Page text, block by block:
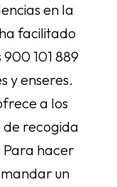
en la
facilitado
101 889
y enseres.
a los
de recogida
hacer
mandar un